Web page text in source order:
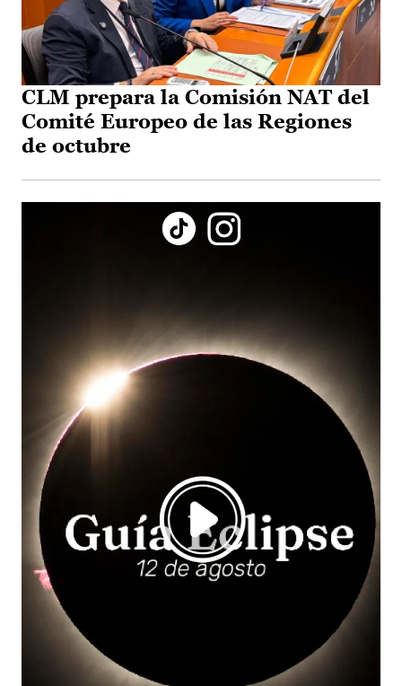
CLM prepara la Comisión NAT del
Comité Europeo de las Regiones
de octubre